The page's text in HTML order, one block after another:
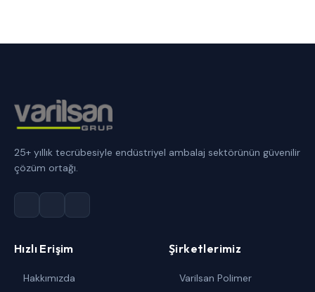
25+ yıllık tecrübesiyle endüstriyel ambalaj sektörünün güvenilir
çözüm ortağı.
Hızlı Erişim
Hakkımızda
Şirketlerimiz
Varilsan Polimer